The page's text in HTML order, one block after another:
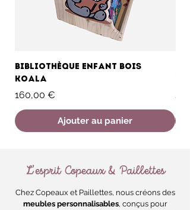
Bibliothèque enfant bois
Koala
Prix
160,00 €
Ajouter au panier
L’esprit Copeaux & Paillettes
Chez Copeaux et Paillettes, nous créons des
meubles personnalisables, conçus pour